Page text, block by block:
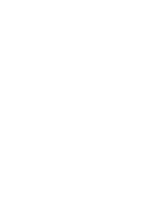
Vergeleken met de
gevormd had, was
kwade, door zijn
met de staat
had gebracht, is de
maar ten goede,
verandering is te
de tweede
te danken aan de